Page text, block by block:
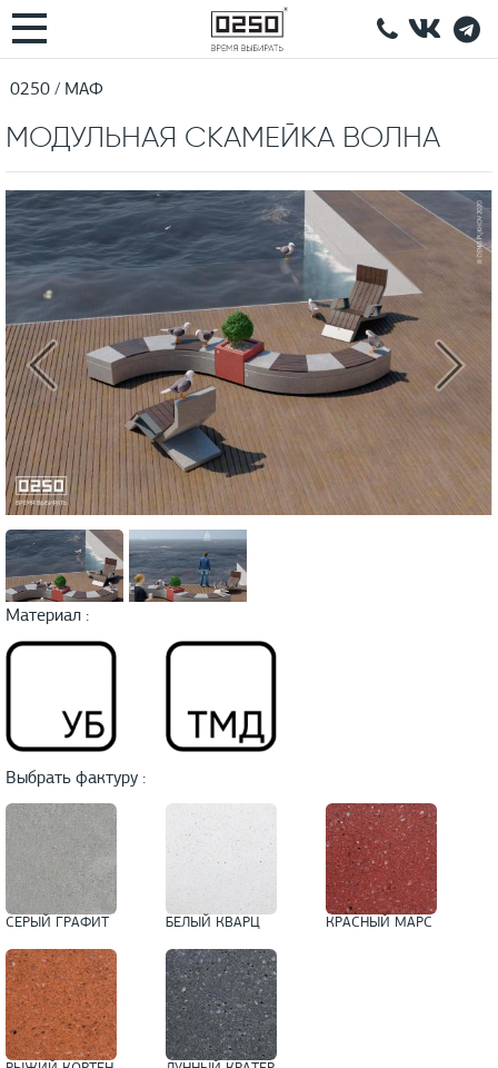
0250 МАФ
МОДУЛЬНАЯ СКАМЕЙКА ВОЛНА
Материал :
Выбрать фактуру :
СЕРЫЙ ГРАФИТ БЕЛЫЙ КВАРЦ КРАСНЫЙ МАРС